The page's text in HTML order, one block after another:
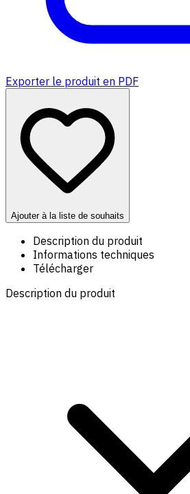
Exporter le produit en PDF
Ajouter à la liste de souhaits
Description du produit
Informations techniques
Télécharger
Description du produit